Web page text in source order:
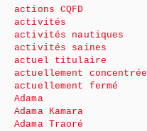
actions CQFD
activités
activités nautiques
activités saines
actuel titulaire
actuellement concentrée
actuellement fermé
Adama
Adama Kamara
Adama Traoré